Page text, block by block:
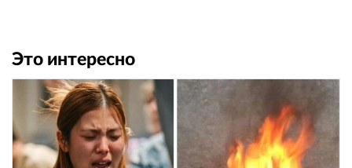
Это интересно